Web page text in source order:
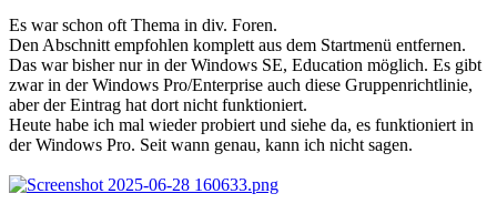
Es war schon oft Thema in div. Foren.
Den Abschnitt empfohlen komplett aus dem Startmenü entfernen.
Das war bisher nur in der Windows SE, Education möglich. Es gibt
zwar in der Windows Pro/Enterprise auch diese Gruppenrichtlinie,
aber der Eintrag hat dort nicht funktioniert.
Heute habe ich mal wieder probiert und siehe da, es funktioniert in
der Windows Pro. Seit wann genau, kann ich nicht sagen.